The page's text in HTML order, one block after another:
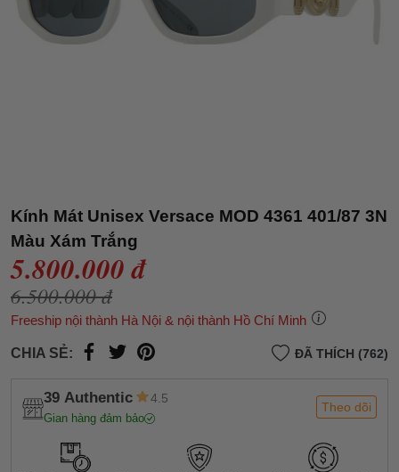
Kính Mát Unisex Versace MOD 4361 401/87 3N
Màu Xám Trắng
5.800.000 đ
6.500.000 đ
Freeship nội thành Hà Nội & nội thành Hồ Chí Minh
CHIA SẺ: ĐÃ THÍCH (762)
39 Authentic 4.5
Gian hàng đảm bảo
Theo dõi